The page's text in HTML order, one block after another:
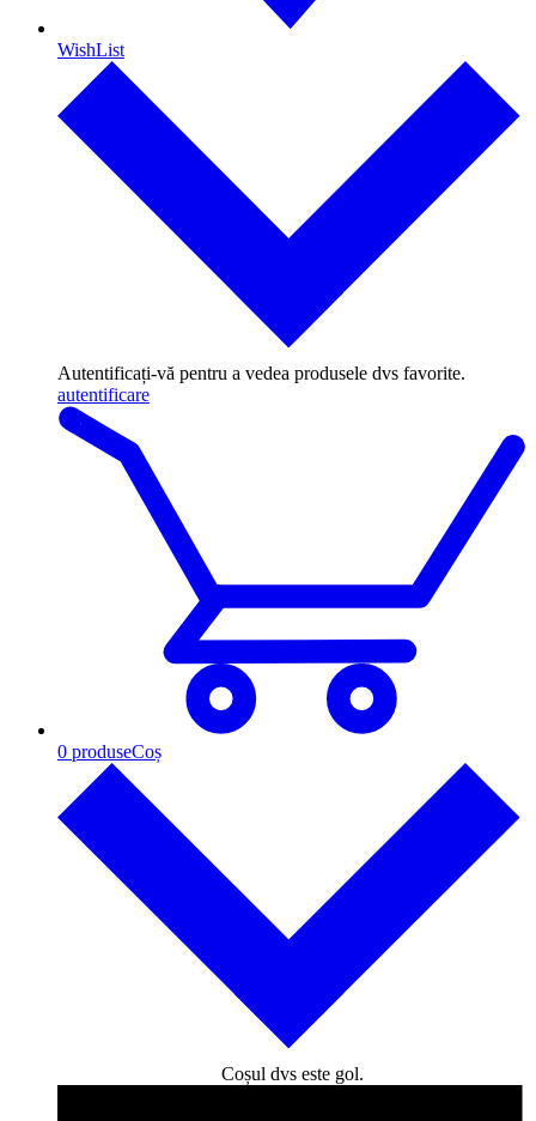
WishList
Autentificați-vă pentru a vedea produsele dvs favorite.
autentificare
0 produseCoș
Coșul dvs este gol.